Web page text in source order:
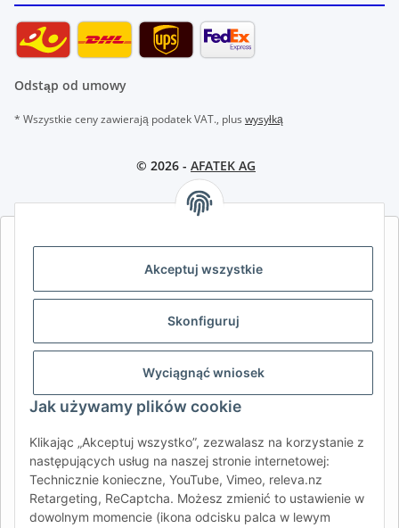
Akceptuj wszystkie
Skonfiguruj
Wyciągnąć wniosek
Jak używamy plików cookie
Klikając „Akceptuj wszystko”, zezwalasz na korzystanie z
następujących usług na naszej stronie internetowej:
Technicznie konieczne, YouTube, Vimeo, releva.nz
Retargeting, ReCaptcha. Możesz zmienić to ustawienie w
dowolnym momencie (ikona odcisku palca w lewym
Odstąp od umowy
* Wszystkie ceny zawierają podatek VAT., plus wysyłką
© 2026 - AFATEK AG
AFATEK INTERNATIONAL – WYBIERZ REGION I JĘZYK | SELECT
DE AT CH (DE) CH (FR)
BE (NL) BE (FR)
SE FI
RO HR
AFATEK International| Twój partner w zakresie części